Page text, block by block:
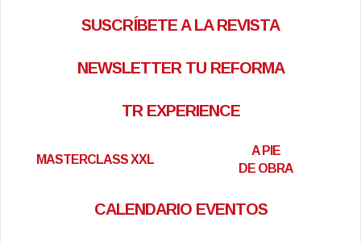
SUSCRÍBETE A LA REVISTA
NEWSLETTER TU REFORMA
TR EXPERIENCE
MASTERCLASS XXL
A PIE
DE OBRA
CALENDARIO EVENTOS